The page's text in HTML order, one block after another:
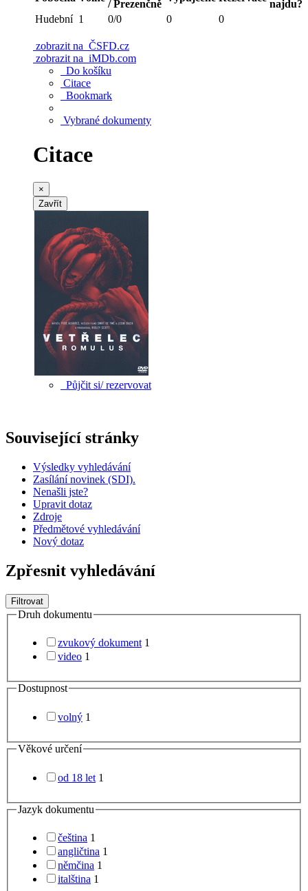
/ Prezenčně
najdu?
Hudební 1 0/0 0 0
zobrazit na ČSFD.cz
zobrazit na iMDb.com
Do košíku
Citace
Bookmark
Vybrané dokumenty
Citace
×
Zavřít
Půjčit si/ rezervovat
Související stránky
Výsledky vyhledávání
Zasílání novinek (SDI).
Nenašli jste?
Upravit dotaz
Zdroje
Předmětové vyhledávání
Nový dotaz
Zpřesnit vyhledávání
Filtrovat
Druh dokumentu
zvukový dokument 1
video 1
Dostupnost
volný 1
Věkové určení
od 18 let 1
Jazyk dokumentu
čeština 1
angličtina 1
němčina 1
italština 1